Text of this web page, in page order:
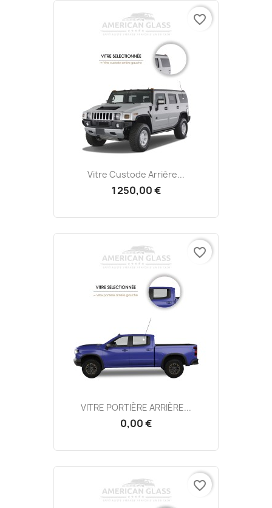
Vitre Custode Arrière...
1 250,00 €
favorite_border
VITRE PORTIÈRE ARRIÈRE...
0,00 €
favorite_border
favorite_border